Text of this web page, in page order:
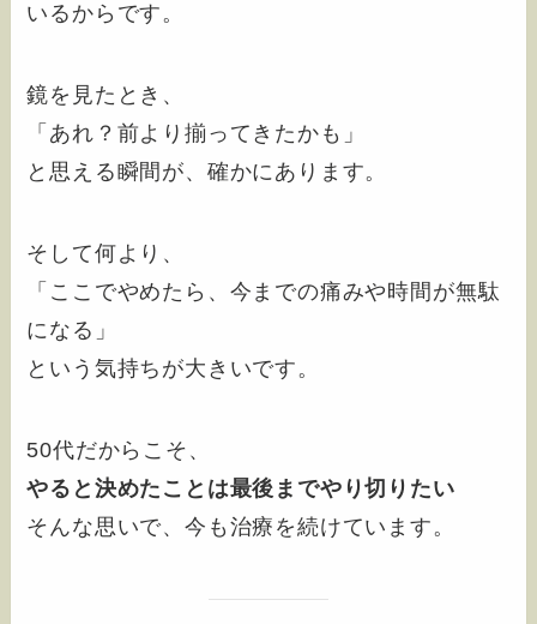
いるからです。
鏡を見たとき、
「あれ？前より揃ってきたかも」
と思える瞬間が、確かにあります。
そして何より、
「ここでやめたら、今までの痛みや時間が無駄
になる」
という気持ちが大きいです。
50代だからこそ、
やると決めたことは最後までやり切りたい
そんな思いで、今も治療を続けています。